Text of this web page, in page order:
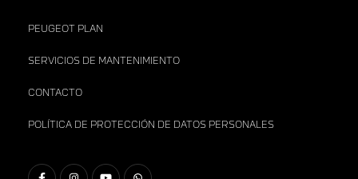
PEUGEOT PLAN
SERVICIOS DE MANTENIMIENTO
CONTACTO
POLÍTICA DE PROTECCIÓN DE DATOS PERSONALES